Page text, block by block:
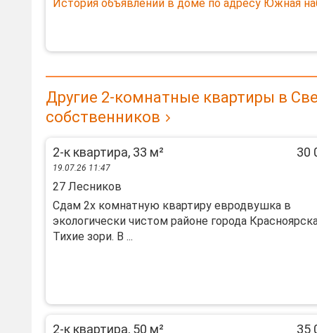
История объявлений в доме по адресу Южная
Другие 2-комнатные квартиры в
собственников
2-к квартира, 33 м² 30
19.07.26 11:47
27 Лесников
Сдам 2х комнатную квартиру евродвушка в
экологически чистом районе города
Тихие зори. В ...
2-к квартира, 50 м² 35